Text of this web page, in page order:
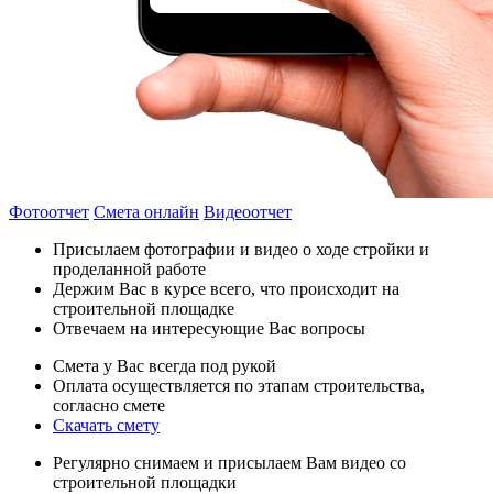
Фотоотчет Смета онлайн Видеоотчет
Присылаем фотографии и видео о ходе стройки и
проделанной работе
Держим Вас в курсе всего, что происходит на
строительной площадке
Отвечаем на интересующие Вас вопросы
Смета у Вас всегда под рукой
Оплата осуществляется по этапам строительства,
согласно смете
Скачать смету
Регулярно снимаем и присылаем Вам видео со
строительной площадки